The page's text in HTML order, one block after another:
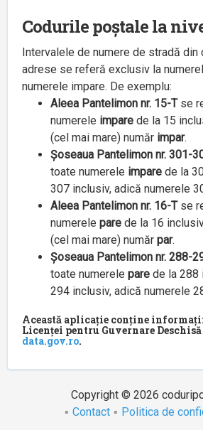
Codurile poștale la
Intervalele de numere de stradă din
adrese se referă exclusiv la
numerele impare. De exemplu:
Aleea Pantelimon nr. 15-Tse
numerele impare de la 15
(cel mai mare) număr impar.
Șoseaua Pantelimon nr. 301-
toate numerele impare de la
307 inclusiv, adică numerele
Aleea Pantelimon nr. 16-Tse
numerele pare de la 16
(cel mai mare) număr par.
Șoseaua Pantelimon nr. 288-
toate numerele pare de la 288
294 inclusiv, adică numerele
Această aplicație conține
Licenței pentru Guvernare Deschisă
data.gov.ro.
Copyright © 2026
Contact
Politica de